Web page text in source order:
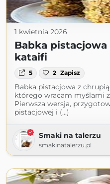
1 kwietnia 2026
Babka
kataifi
5 2 Zapisz
Babka pistacjowa z
którego wracam myślami
Pierwsza wersja,
pistacjowej i (...)
Smaki na talerzu
smakinatalerzu.pl